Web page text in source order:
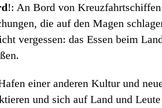
!: An Bord von
die auf den Magen
vergessen: das Essen beim
einer anderen Kultur und
und sich auf Land und